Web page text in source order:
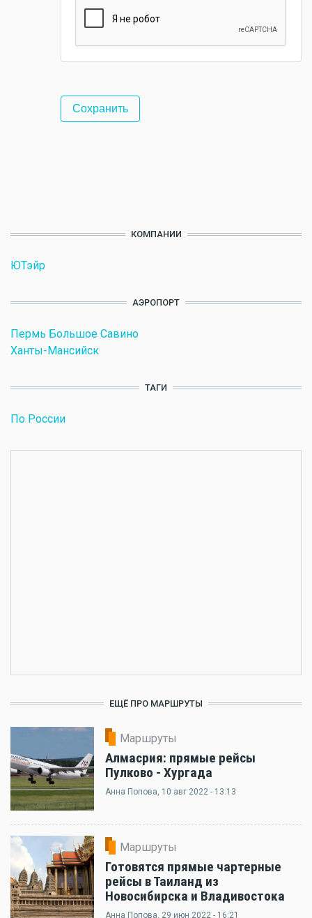
КОМПАНИИ
ЮТэйр
АЭРОПОРТ
Пермь Большое Савино
Ханты-Мансийск
ТАГИ
По России
ЕЩЁ ПРО МАРШРУТЫ
Маршруты
Алмасрия: прямые рейсы
Пулково - Хургада
Анна Попова, 10 авг 2022 - 13:13
Маршруты
Готовятся прямые чартерные
рейсы в Таиланд из
Новосибирска и Владивостока
Анна Попова, 29 июн 2022 - 16:21